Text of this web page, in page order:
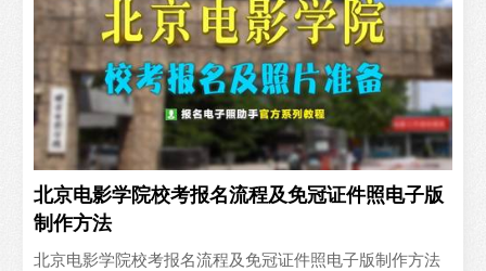
北京电影学院校考报名流程及免冠证件照电子版
制作方法
北京电影学院校考报名流程及免冠证件照电子版制作方法